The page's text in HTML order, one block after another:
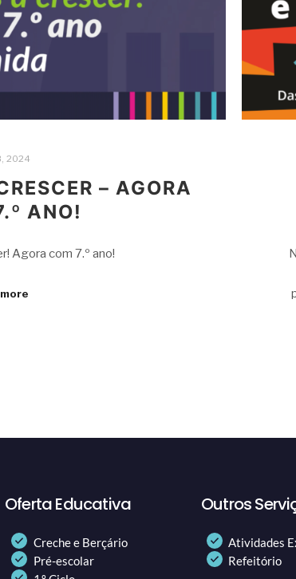
2024
– AGORA
ANO!
Agora com 7.º ano!
Oferta Educativa
Creche e Berçário
Pré-escolar
Outros
Atividades
Refeitório